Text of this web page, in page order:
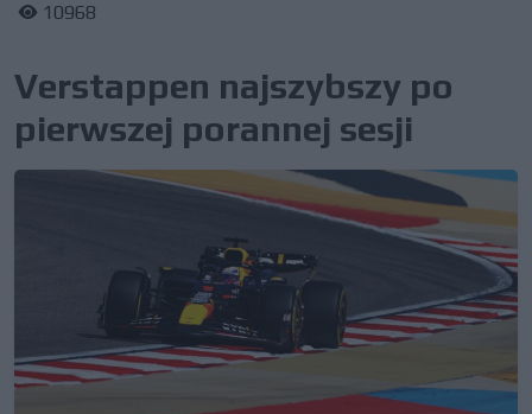
10968
Verstappen najszybszy po
pierwszej porannej sesji